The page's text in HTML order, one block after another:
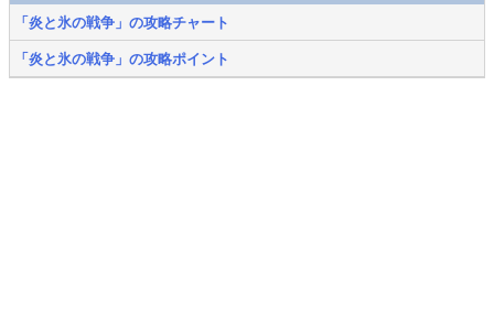
「炎と氷の戦争」の攻略チャート
「炎と氷の戦争」の攻略ポイント